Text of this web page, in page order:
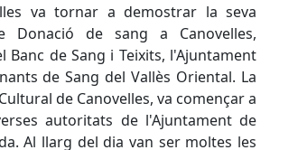
va tornar a demostrar la seva
de sang a Canovelles,
de Sang i Teixits, l'Ajuntament
de Sang del Vallès Oriental. La
de Canovelles, va començar a
autoritats de l'Ajuntament de
Al llarg del dia van ser moltes les